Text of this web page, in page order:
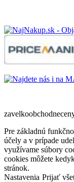
Pre základnú
účely a v prípade
využívame súbory
cookies môžete
stránok.
Nastavenia Prijať